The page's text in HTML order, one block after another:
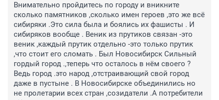
Внимательно пройдитесь по городу и вникните
сколько памятников ,сколько имен героев ,это же всё
сибиряки .Это сила была и боялись их фашисты . И
сибиряков вообще . Веник из прутиков связан -это
веник ,каждый прутик отдельно -это только прутик
,что стоит его сломать . Был Новосибирск Сильный
гордый город .,теперь что осталось в нём своего ?
Ведь город .это народ ,отстраивающий свой город
даже в пустыне . В Новосибирске объединились но
не пролетарии всех стран ,созидатели .А потребители